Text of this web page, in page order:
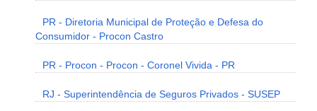
PR - Diretoria Municipal de Proteção e Defesa do
Consumidor - Procon Castro
PR - Procon - Procon - Coronel Vivida - PR
RJ - Superintendência de Seguros Privados - SUSEP